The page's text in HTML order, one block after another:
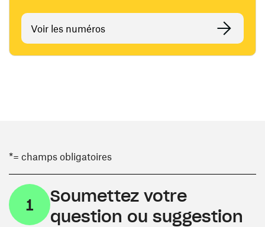
Voir les numéros
*= champs obligatoires
1
Soumettez votre
question ou suggestion